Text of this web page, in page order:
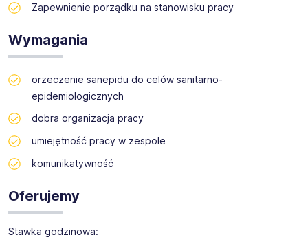
Zapewnienie porządku na stanowisku pracy
Wymagania
orzeczenie sanepidu do celów sanitarno-
epidemiologicznych
dobra organizacja pracy
umiejętność pracy w zespole
komunikatywność
Oferujemy
Stawka godzinowa: